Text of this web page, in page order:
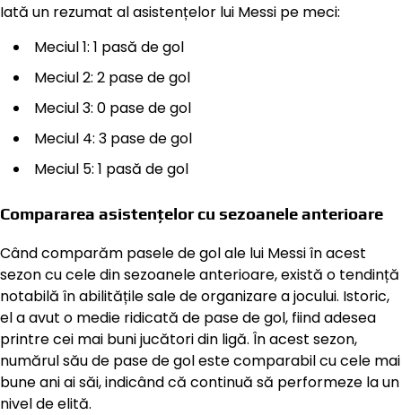
Iată un rezumat al asistențelor lui Messi pe meci:
Meciul 1: 1 pasă de gol
Meciul 2: 2 pase de gol
Meciul 3: 0 pase de gol
Meciul 4: 3 pase de gol
Meciul 5: 1 pasă de gol
Compararea asistențelor cu sezoanele anterioare
Când comparăm pasele de gol ale lui Messi în acest
sezon cu cele din sezoanele anterioare, există o tendință
notabilă în abilitățile sale de organizare a jocului. Istoric,
el a avut o medie ridicată de pase de gol, fiind adesea
printre cei mai buni jucători din ligă. În acest sezon,
numărul său de pase de gol este comparabil cu cele mai
bune ani ai săi, indicând că continuă să performeze la un
nivel de elită.